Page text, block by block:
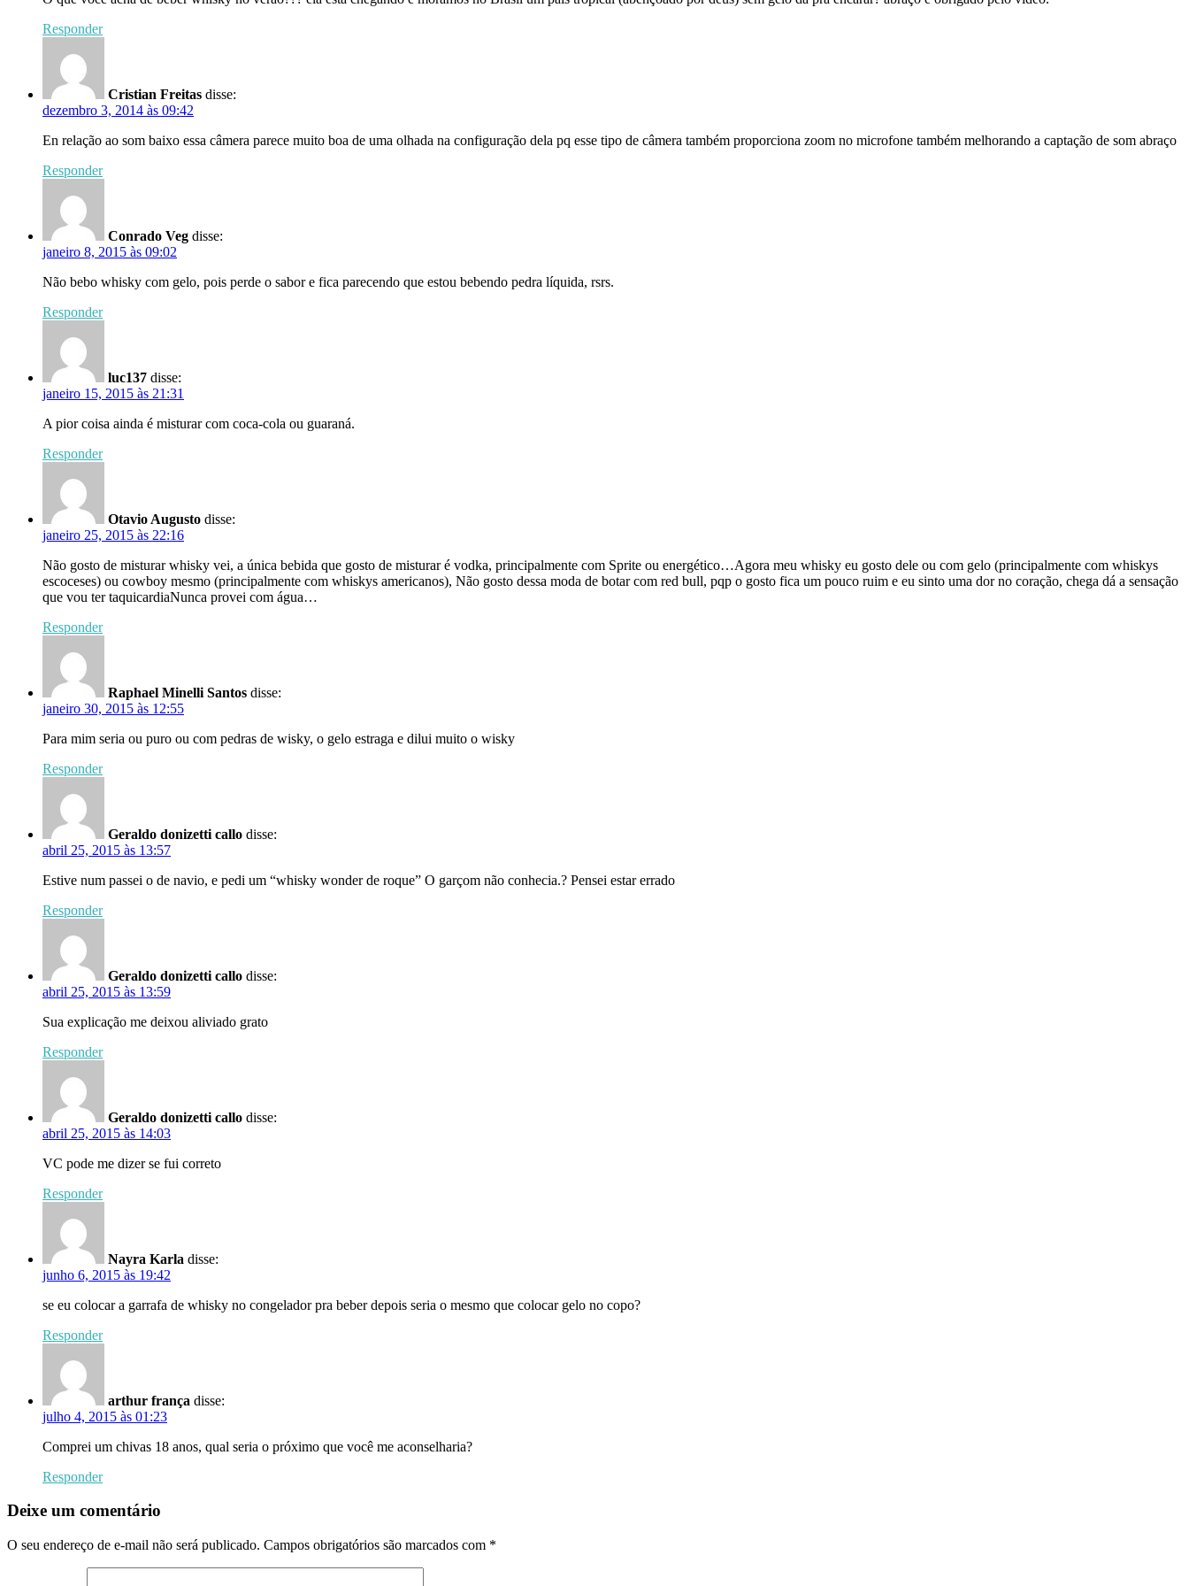
Responder
Cristian Freitas disse:
dezembro 3, 2014 às 09:42
En relação ao som baixo essa câmera parece muito boa de uma olhada na configuração dela pq esse tipo de câmera também proporciona zoom no microfone também melhorando a captação de som abraço
Responder
Conrado Veg disse:
janeiro 8, 2015 às 09:02
Não bebo whisky com gelo, pois perde o sabor e fica parecendo que estou bebendo pedra líquida, rsrs.
Responder
luc137 disse:
janeiro 15, 2015 às 21:31
A pior coisa ainda é misturar com coca-cola ou guaraná.
Responder
Otavio Augusto disse:
janeiro 25, 2015 às 22:16
Não gosto de misturar whisky vei, a única bebida que gosto de misturar é vodka, principalmente com Sprite ou energético…Agora meu whisky eu gosto dele ou com gelo (principalmente com whiskys
escoceses) ou cowboy mesmo (principalmente com whiskys americanos), Não gosto dessa moda de botar com red bull, pqp o gosto fica um pouco ruim e eu sinto uma dor no coração, chega dá a sensação
que vou ter taquicardiaNunca provei com água…
Responder
Raphael Minelli Santos disse:
janeiro 30, 2015 às 12:55
Para mim seria ou puro ou com pedras de wisky, o gelo estraga e dilui muito o wisky
Responder
Geraldo donizetti callo disse:
abril 25, 2015 às 13:57
Estive num passei o de navio, e pedi um “whisky wonder de roque” O garçom não conhecia.? Pensei estar errado
Responder
Geraldo donizetti callo disse:
abril 25, 2015 às 13:59
Sua explicação me deixou aliviado grato
Responder
Geraldo donizetti callo disse:
abril 25, 2015 às 14:03
VC pode me dizer se fui correto
Responder
Nayra Karla disse:
junho 6, 2015 às 19:42
se eu colocar a garrafa de whisky no congelador pra beber depois seria o mesmo que colocar gelo no copo?
Responder
arthur frança disse:
julho 4, 2015 às 01:23
Comprei um chivas 18 anos, qual seria o próximo que você me aconselharia?
Responder
Deixe um comentário
O seu endereço de e-mail não será publicado. Campos obrigatórios são marcados com *